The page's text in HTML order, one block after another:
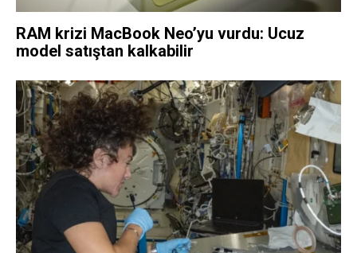
RAM krizi MacBook Neo’yu vurdu: Ucuz
model satıştan kalkabilir